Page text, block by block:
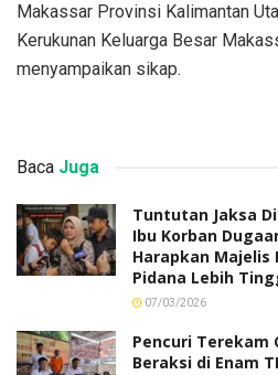
Makassar Provinsi Kalimantan
Kerukunan Keluarga Besar
menyampaikan sikap.
Baca Juga
Tuntutan Jaksa
Ibu Korban
Harapkan Majelis
Pidana Lebih
07/03/2026
Pencuri Terekam
Beraksi di Enam